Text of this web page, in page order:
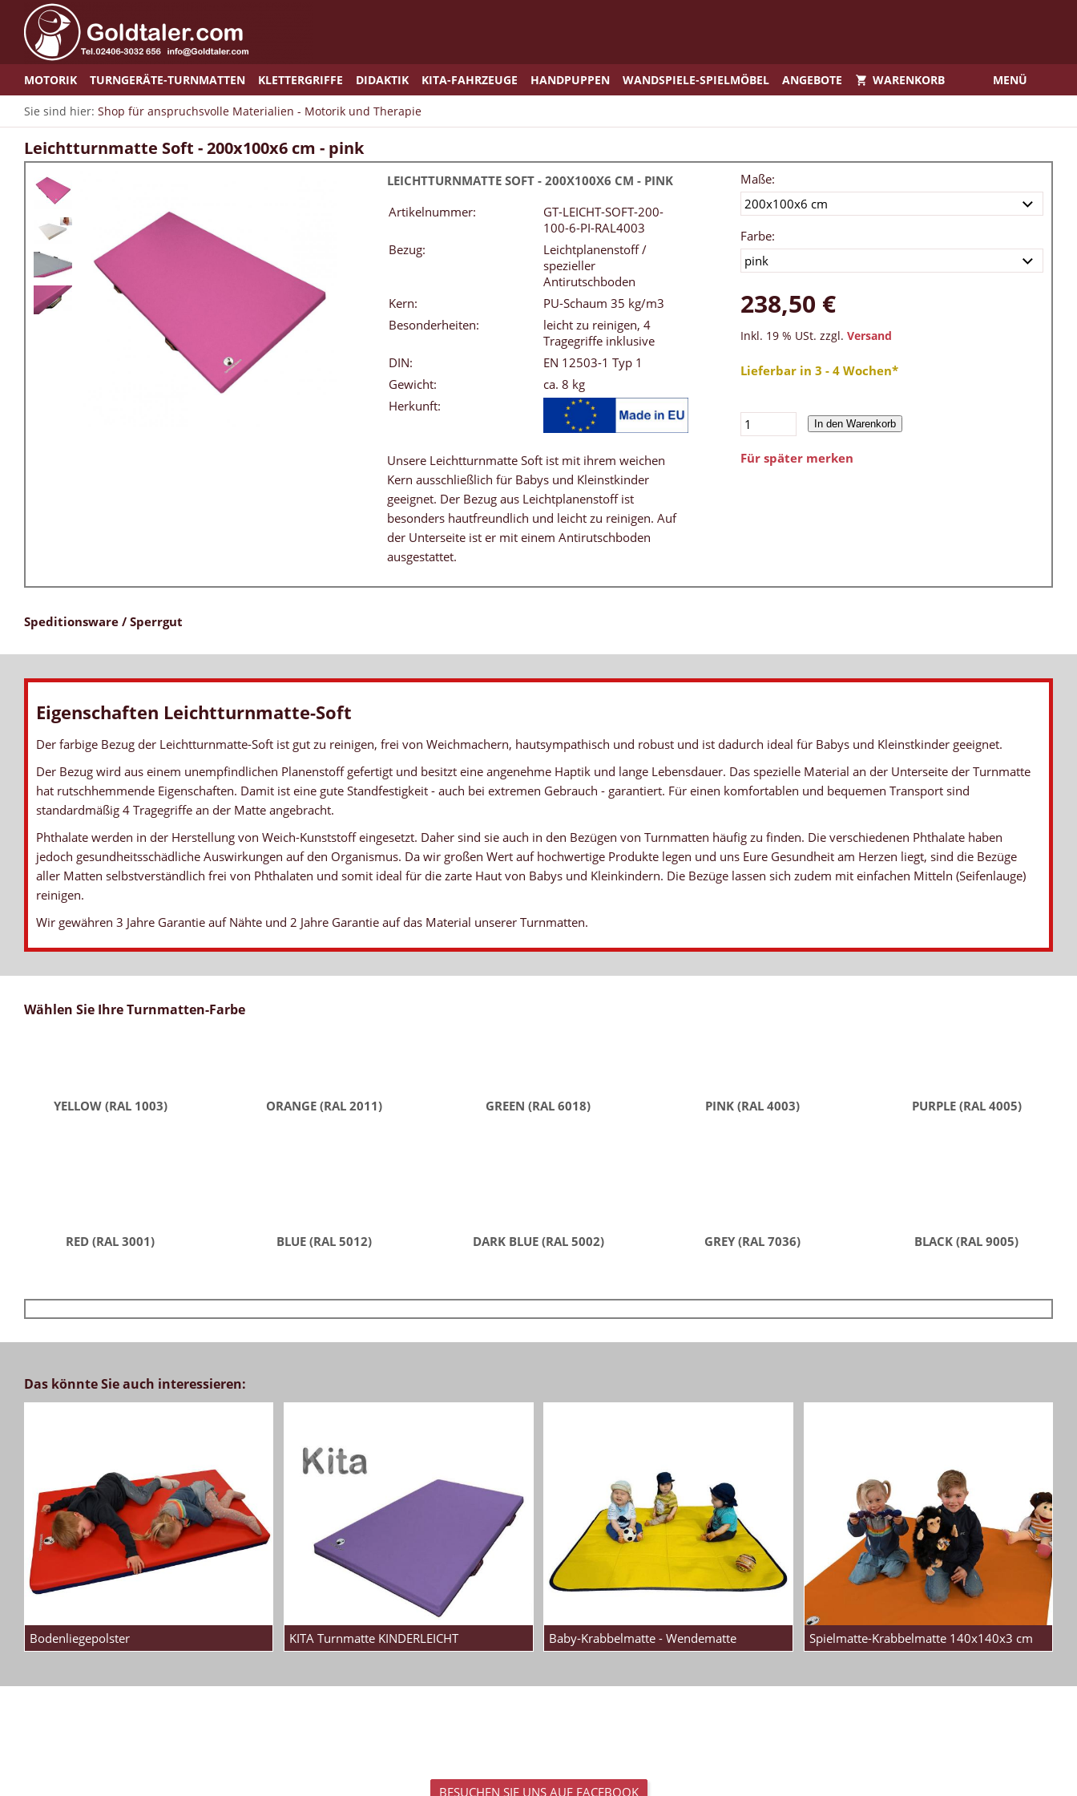
MOTORIK TURNGERÄTE-TURNMATTEN KLETTERGRIFFE DIDAKTIK KITA-FAHRZEUGE HANDPUPPEN WANDSPIELE-SPIELMÖBEL ANGEBOTE WARENKORB MENÜ
Sie sind hier: Shop für anspruchsvolle Materialien - Motorik und Therapie
Leichtturnmatte Soft - 200x100x6 cm - pink
LEICHTTURNMATTE SOFT - 200X100X6 CM - PINK
Artikelnummer:
GT-LEICHT-SOFT-200-
100-6-PI-RAL4003
Bezug:
Leichtplanenstoff /
spezieller
Antirutschboden
Kern:
PU-Schaum 35 kg/m3
Besonderheiten:
leicht zu reinigen, 4
Tragegriffe inklusive
DIN:
EN 12503-1 Typ 1
Gewicht:
ca. 8 kg
Herkunft:
Unsere Leichtturnmatte Soft ist mit ihrem weichen
Kern ausschließlich für Babys und Kleinstkinder
geeignet. Der Bezug aus Leichtplanenstoff ist
besonders hautfreundlich und leicht zu reinigen. Auf
der Unterseite ist er mit einem Antirutschboden
ausgestattet.
Maße:
Farbe:
238,50 €
Inkl. 19 % USt. zzgl. Versand
Lieferbar in 3 - 4 Wochen*
In den Warenkorb
Für später merken
Speditionsware / Sperrgut
Eigenschaften Leichtturnmatte-Soft
Der farbige Bezug der Leichtturnmatte-Soft ist gut zu reinigen, frei von Weichmachern, hautsympathisch und robust und ist dadurch ideal für Babys und Kleinstkinder geeignet.
Der Bezug wird aus einem unempfindlichen Planenstoff gefertigt und besitzt eine angenehme Haptik und lange Lebensdauer. Das spezielle Material an der Unterseite der Turnmatte
hat rutschhemmende Eigenschaften. Damit ist eine gute Standfestigkeit - auch bei extremen Gebrauch - garantiert. Für einen komfortablen und bequemen Transport sind
standardmäßig 4 Tragegriffe an der Matte angebracht.
Phthalate werden in der Herstellung von Weich-Kunststoff eingesetzt. Daher sind sie auch in den Bezügen von Turnmatten häufig zu finden. Die verschiedenen Phthalate haben
jedoch gesundheitsschädliche Auswirkungen auf den Organismus. Da wir großen Wert auf hochwertige Produkte legen und uns Eure Gesundheit am Herzen liegt, sind die Bezüge
aller Matten selbstverständlich frei von Phthalaten und somit ideal für die zarte Haut von Babys und Kleinkindern. Die Bezüge lassen sich zudem mit einfachen Mitteln (Seifenlauge)
reinigen.
Wir gewähren 3 Jahre Garantie auf Nähte und 2 Jahre Garantie auf das Material unserer Turnmatten.
Wählen Sie Ihre Turnmatten-Farbe
YELLOW (RAL 1003) ORANGE (RAL 2011) GREEN (RAL 6018) PINK (RAL 4003) PURPLE (RAL 4005)
RED (RAL 3001) BLUE (RAL 5012) DARK BLUE (RAL 5002) GREY (RAL 7036) BLACK (RAL 9005)
Das könnte Sie auch interessieren:
Bodenliegepolster KITA Turnmatte KINDERLEICHT Baby-Krabbelmatte - Wendematte Spielmatte-Krabbelmatte 140x140x3 cm
BESUCHEN SIE UNS AUF FACEBOOK